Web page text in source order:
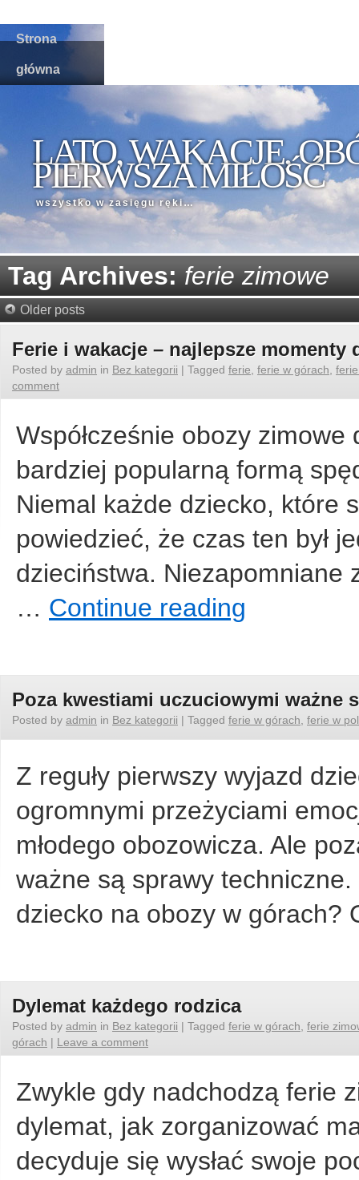
Strona
główna
LATO, WAKACJE,
PIERWSZA MIŁOŚĆ
wszystko w zasięgu ręki…
Tag Archives:ferie zimowe
Older posts
Ferie i wakacje – najlepsze momenty
Posted by admin in Bez kategorii | Tagged ferie ferie w górach
comment
Współcześnie obozy
bardziej popularną formą
Niemal każde dziecko, które
powiedzieć, że czas ten był
dzieciństwa. Niezapomniane
… Continue reading
Poza kwestiami uczuciowymi ważne
Posted by admin in Bez kategorii | Tagged ferie w górach ferie w
Z reguły pierwszy wyjazd
ogromnymi przeżyciami
młodego obozowicza. Ale
ważne są sprawy
dziecko na obozy w
Dylemat każdego rodzica
Posted by admin in Bez kategorii | Tagged ferie w górach ferie
górach | Leave a comment
Zwykle gdy nadchodzą ferie
dylemat, jak zorganizować
decyduje się wysłać swoje